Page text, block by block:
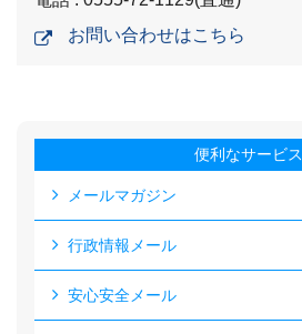
お問い合わせはこちら
便利なサービス
メールマガジン
行政情報メール
安心安全メール